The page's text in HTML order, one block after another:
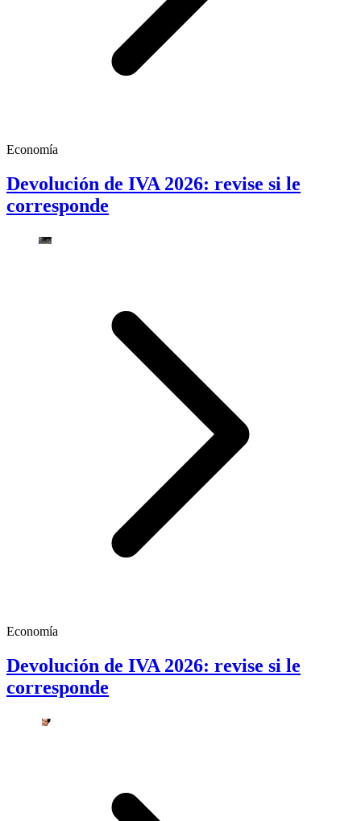
Economía
Devolución de IVA 2026: revise si le
corresponde
Economía
Devolución de IVA 2026: revise si le
corresponde